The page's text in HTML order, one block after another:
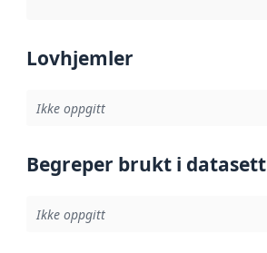
Lovhjemler
Ikke oppgitt
Begreper brukt i datasett
Ikke oppgitt